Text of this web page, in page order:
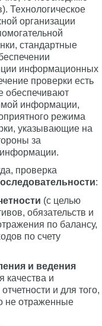
Технологическое
организации
стандартные
информационных
проверки есть
обеспечивают
информации,
режима
указывающие на
за
проверка
:
(с целью
обязательств и
по балансу,
по счету
и ведения
качества и
и для того,
не отраженные